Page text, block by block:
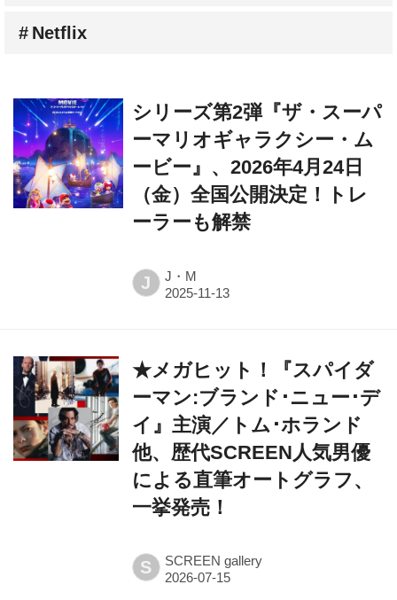
Netflix
シリーズ第2弾『ザ・スーパ
ーマリオギャラクシー・ム
ービー』、2026年4月24日
（金）全国公開決定！トレ
ーラーも解禁
J J・M
★メガヒット！『スパイダ
ーマン:ブランド･ニュー･デ
イ』主演／トム･ホランド
他、歴代SCREEN人気男優
による直筆オートグラフ、
一挙発売！
S SCREEN gallery